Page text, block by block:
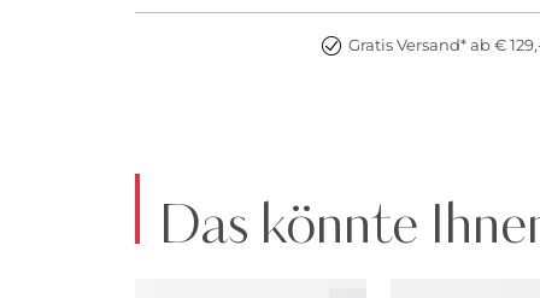
Gratis Versand* ab €
Das könnte